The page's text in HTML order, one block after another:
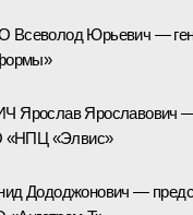
Юрьевич —
Ярославович —
«НПЦ «Элвис»
Дододжонович —